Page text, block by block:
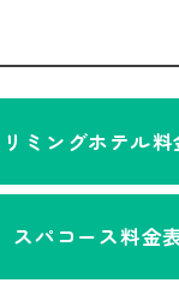
リミングホテル料
スパコース料金